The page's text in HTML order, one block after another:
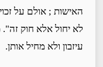
האישות ; אולם על
לא יחול אלא חוק זה".
עיזבון ולא מחיל אותן.